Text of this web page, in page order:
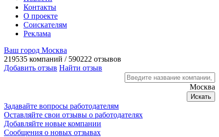
Контакты
О проекте
Соискателям
Реклама
Ваш город Москва
219535 компаний / 590222 отзывов
Добавить отзыв Найти отзыв
Москва
Искать
Задавайте вопросы работодателям
Оставляйте свои отзывы о работодателях
Добавляйте новые компании
Сообщения о новых отзывах